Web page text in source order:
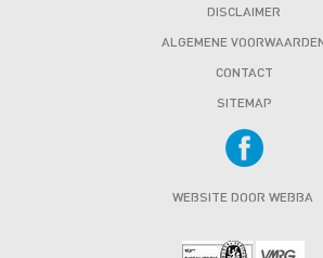
DISCLAIMER
ALGEMENE
CONTACT
SITEMAP
WEBSITE DOOR WEBBA